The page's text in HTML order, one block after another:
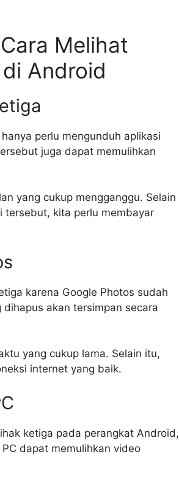
Melihat
Android
perlu mengunduh aplikasi
juga dapat memulihkan
yang cukup mengganggu. Selain
kita perlu membayar
karena Google Photos sudah
akan tersimpan secara
yang cukup lama. Selain itu,
internet yang baik.
ketiga pada perangkat Android,
dapat memulihkan video